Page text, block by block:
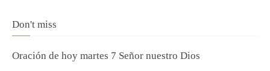
Don't miss
Oración de hoy martes 7 Señor nuestro Dios